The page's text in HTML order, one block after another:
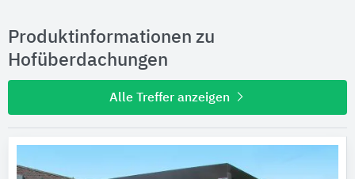
Produktinformationen zu
Hofüberdachungen
Alle Treffer anzeigen